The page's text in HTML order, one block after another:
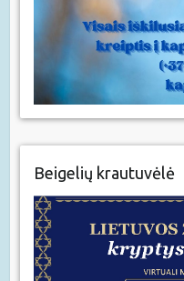
Beigelių krautuvėlė